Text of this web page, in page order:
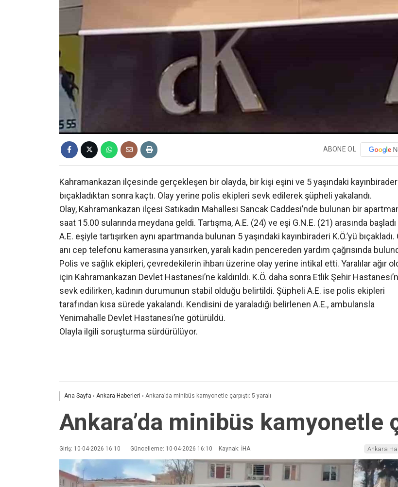
ABONE OL
Kahramankazan ilçesinde gerçekleşen bir olayda, bir kişi eşini ve 5 yaşındaki
bıçakladıktan sonra kaçtı. Olay yerine polis ekipleri sevk edilerek şüpheli yakalandı.
Olay, Kahramankazan ilçesi Satıkadın Mahallesi Sancak Caddesi’nde bulunan bir
saat 15.00 sularında meydana geldi. Tartışma, A.E. (24) ve eşi G.N.E. (21) arasında başladı
A.E. eşiyle tartışırken aynı apartmanda bulunan 5 yaşındaki kayınbiraderi K.Ö.’yü bıçakladı.
anı cep telefonu kamerasına yansırken, yaralı kadın pencereden yardım çağrısında
Polis ve sağlık ekipleri, çevredekilerin ihbarı üzerine olay yerine intikal etti. Yaralılar ağır
için Kahramankazan Devlet Hastanesi’ne kaldırıldı. K.Ö. daha sonra Etlik Şehir
sevk edilirken, kadının durumunun stabil olduğu belirtildi. Şüpheli A.E. ise polis ekipleri
tarafından kısa sürede yakalandı. Kendisini de yaraladığı belirlenen A.E., ambulansla
Yenimahalle Devlet Hastanesi’ne götürüldü.
Olayla ilgili soruşturma sürdürülüyor.
Ana Sayfa › Ankara Haberleri › Ankara’da minibüs kamyonetle çarpıştı: 5 yaralı
Ankara’da minibüs kamyonetle
Giriş: 10-04-2026 16:10 Güncelleme: 10-04-2026 16:10 Kaynak: İHA Ankara